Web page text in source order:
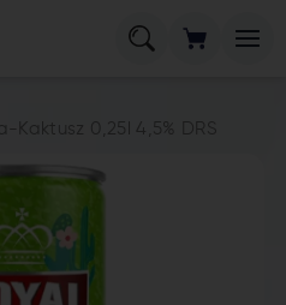
Kaktusz 0,25l 4,5% DRS